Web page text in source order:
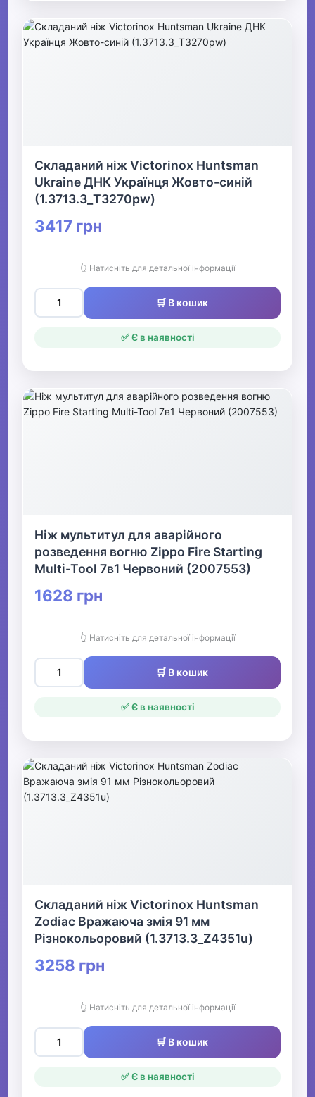
Складаний ніж Victorinox Huntsman
Ukraine ДНК Українця Жовто-синій
(1.3713.3_T3270pw)
3417 грн
👆 Натисніть для детальної інформації
🛒 В кошик
✅ Є в наявності
Ніж мультитул для аварійного
розведення вогню Zippo Fire Starting
Multi-Tool 7в1 Червоний (2007553)
1628 грн
👆 Натисніть для детальної інформації
🛒 В кошик
✅ Є в наявності
Складаний ніж Victorinox Huntsman
Zodiac Вражаюча змія 91 мм
Різнокольоровий (1.3713.3_Z4351u)
3258 грн
👆 Натисніть для детальної інформації
🛒 В кошик
✅ Є в наявності